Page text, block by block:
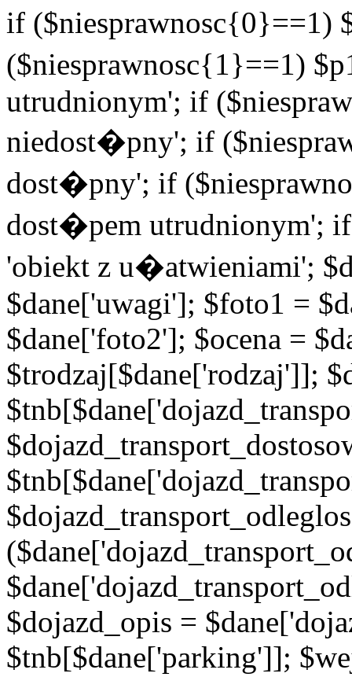
if ($niesprawnosc{0}==1)
($niesprawnosc{1}==1)
utrudnionym'; if
niedost�pny'; if
dost�pny'; if
dost�pem utrudnionym';
'obiekt z u�atwieniami';
$dane['uwagi']; $foto1 =
$dane['foto2']; $ocena =
$trodzaj[$dane['rodzaj']];
$dojazd_opis =
$tnb[$dane['parking']];